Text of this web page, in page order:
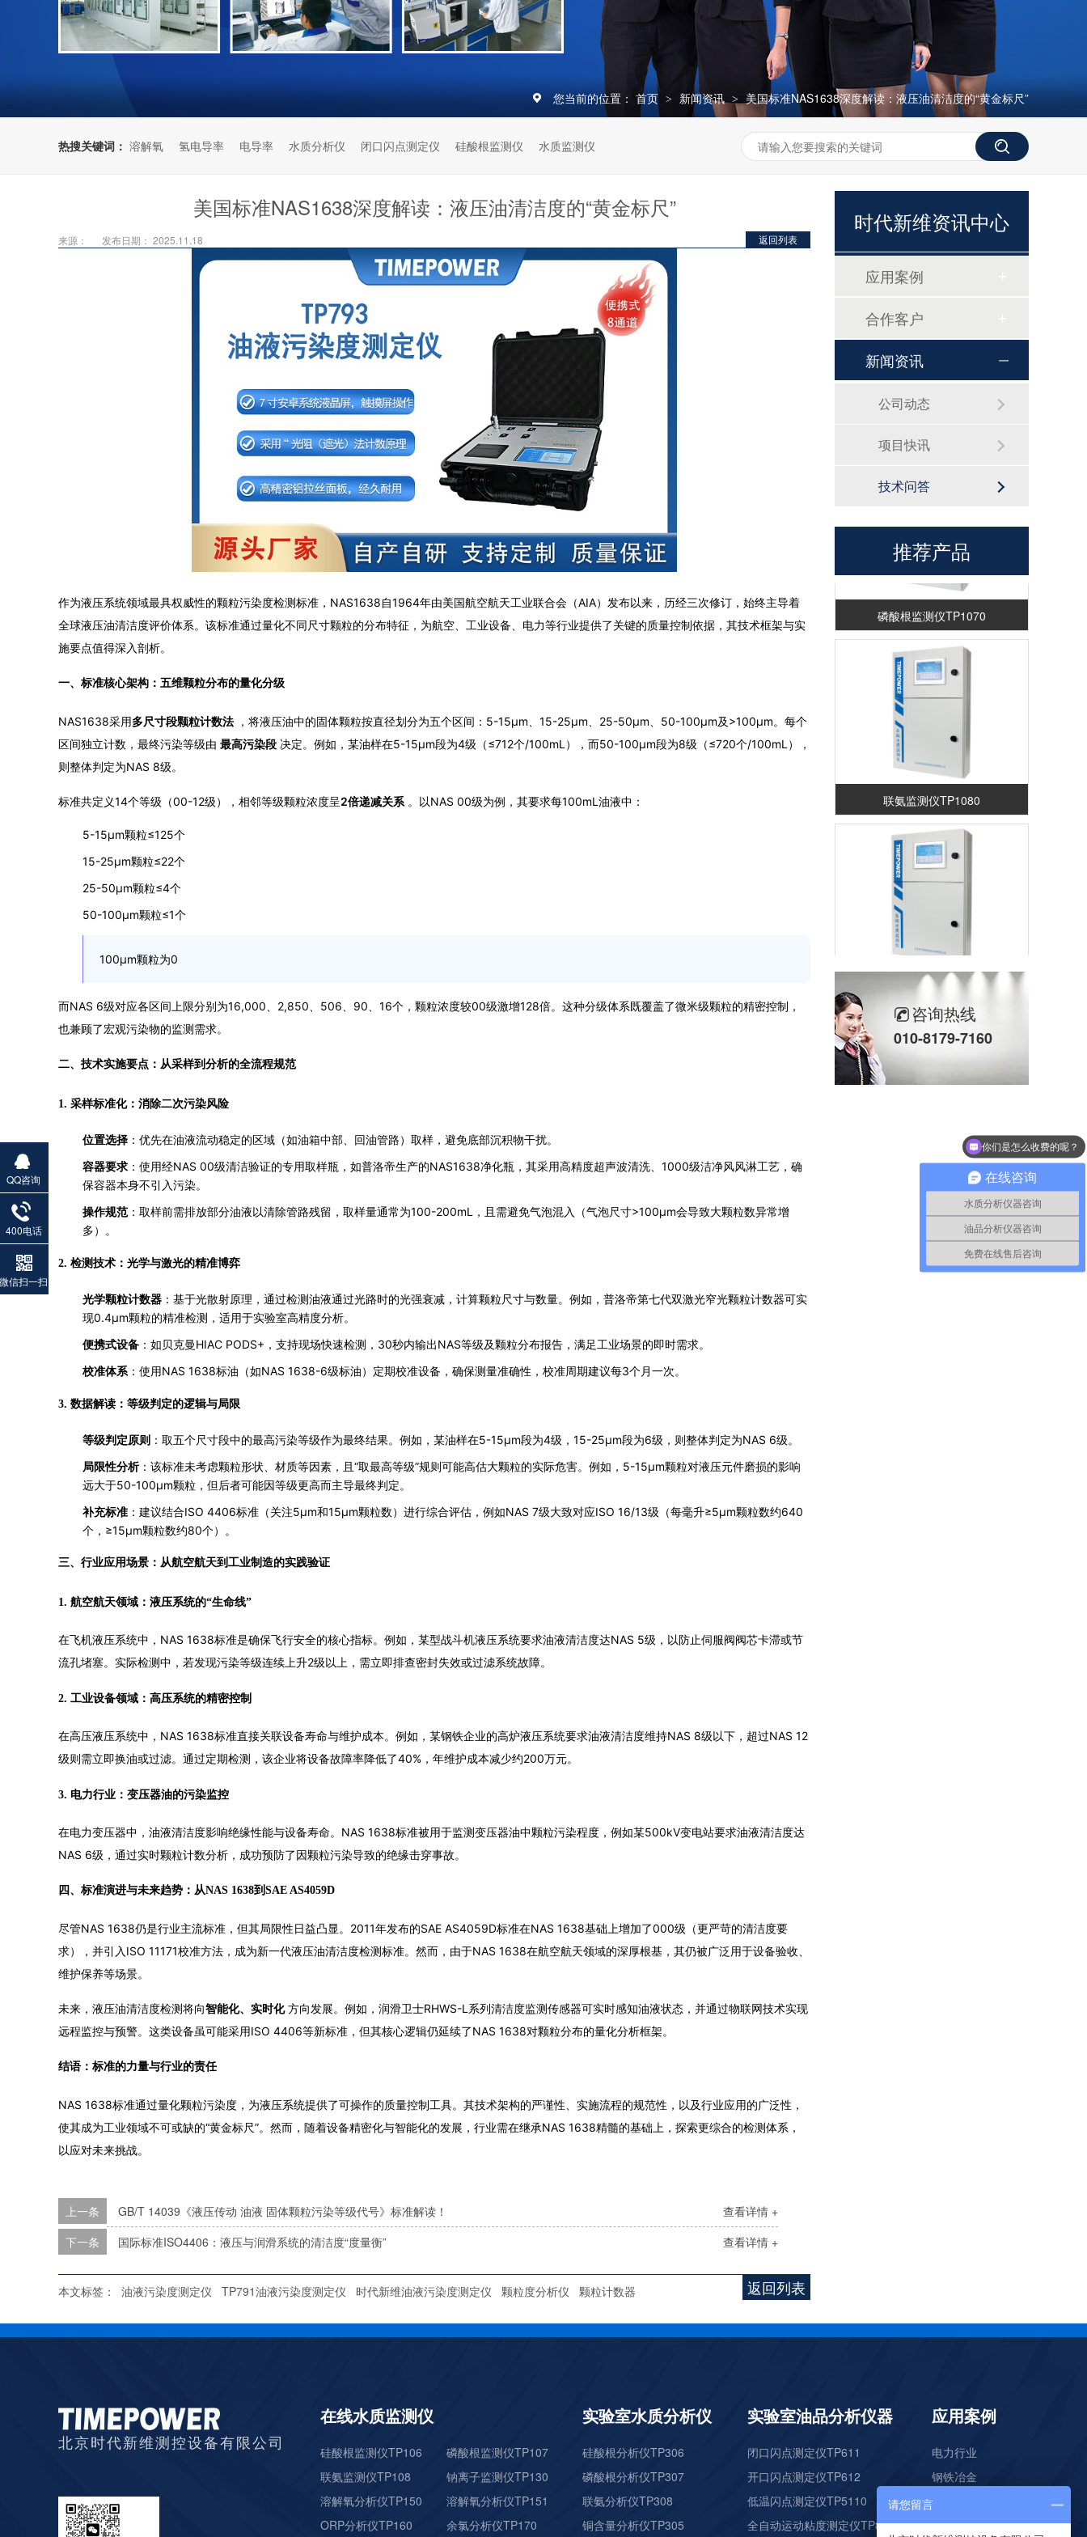
您当前的位置： 首页 > 新闻资讯 > 美国标准NAS1638深度解读：液压油清洁度的“黄金标尺”
热搜关键词： 溶解氧 氢电导率 电导率 水质分析仪 闭口闪点测定仪 硅酸根监测仪 水质监测仪
美国标准NAS1638深度解读：液压油清洁度的“黄金标尺”
返回列表
来源： 发布日期： 2025.11.18
作为液压系统领域最具权威性的颗粒污染度检测标准，NAS1638自1964年由美国航空航天工业联合会（AIA）发布以来，历经三次修订，始终主导着
全球液压油清洁度评价体系。该标准通过量化不同尺寸颗粒的分布特征，为航空、工业设备、电力等行业提供了关键的质量控制依据，其技术框架与实
施要点值得深入剖析。
一、标准核心架构：五维颗粒分布的量化分级
NAS1638采用多尺寸段颗粒计数法 ，将液压油中的固体颗粒按直径划分为五个区间：5-15μm、15-25μm、25-50μm、50-100μm及>100μm。每个
区间独立计数，最终污染等级由 最高污染段 决定。例如，某油样在5-15μm段为4级（≤712个/100mL），而50-100μm段为8级（≤720个/100mL），
则整体判定为NAS 8级。
标准共定义14个等级（00-12级），相邻等级颗粒浓度呈2倍递减关系 。以NAS 00级为例，其要求每100mL油液中：
5-15μm颗粒≤125个
15-25μm颗粒≤22个
25-50μm颗粒≤4个
50-100μm颗粒≤1个
100μm颗粒为0
而NAS 6级对应各区间上限分别为16,000、2,850、506、90、16个，颗粒浓度较00级激增128倍。这种分级体系既覆盖了微米级颗粒的精密控制，
也兼顾了宏观污染物的监测需求。
二、技术实施要点：从采样到分析的全流程规范
1. 采样标准化：消除二次污染风险
位置选择 ：优先在油液流动稳定的区域（如油箱中部、回油管路）取样，避免底部沉积物干扰。
容器要求 ：使用经NAS 00级清洁验证的专用取样瓶，如普洛帝生产的NAS1638净化瓶，其采用高精度超声波清洗、1000级洁净风风淋工艺，确
保容器本身不引入污染。
操作规范 ：取样前需排放部分油液以清除管路残留，取样量通常为100-200mL，且需避免气泡混入（气泡尺寸>100μm会导致大颗粒数异常增
多）。
2. 检测技术：光学与激光的精准博弈
光学颗粒计数器 ：基于光散射原理，通过检测油液通过光路时的光强衰减，计算颗粒尺寸与数量。例如，普洛帝第七代双激光窄光颗粒计数器可实
现0.4μm颗粒的精准检测，适用于实验室高精度分析。
便携式设备 ：如贝克曼HIAC PODS+，支持现场快速检测，30秒内输出NAS等级及颗粒分布报告，满足工业场景的即时需求。
校准体系 ：使用NAS 1638标油（如NAS 1638-6级标油）定期校准设备，确保测量准确性，校准周期建议每3个月一次。
3. 数据解读：等级判定的逻辑与局限
等级判定原则 ：取五个尺寸段中的最高污染等级作为最终结果。例如，某油样在5-15μm段为4级，15-25μm段为6级，则整体判定为NAS 6级。
局限性分析：该标准未考虑颗粒形状、材质等因素，且“取最高等级”规则可能高估大颗粒的实际危害。例如，5-15μm颗粒对液压元件磨损的影响
远大于50-100μm颗粒，但后者可能因等级更高而主导最终判定。
补充标准 ：建议结合ISO 4406标准（关注5μm和15μm颗粒数）进行综合评估，例如NAS 7级大致对应ISO 16/13级（每毫升≥5μm颗粒数约640
个，≥15μm颗粒数约80个）。
三、行业应用场景：从航空航天到工业制造的实践验证
1. 航空航天领域：液压系统的“生命线”
在飞机液压系统中，NAS 1638标准是确保飞行安全的核心指标。例如，某型战斗机液压系统要求油液清洁度达NAS 5级，以防止伺服阀阀芯卡滞或节
流孔堵塞。实际检测中，若发现污染等级连续上升2级以上，需立即排查密封失效或过滤系统故障。
2. 工业设备领域：高压系统的精密控制
在高压液压系统中，NAS 1638标准直接关联设备寿命与维护成本。例如，某钢铁企业的高炉液压系统要求油液清洁度维持NAS 8级以下，超过NAS 12
级则需立即换油或过滤。通过定期检测，该企业将设备故障率降低了40%，年维护成本减少约200万元。
3. 电力行业：变压器油的污染监控
在电力变压器中，油液清洁度影响绝缘性能与设备寿命。NAS 1638标准被用于监测变压器油中颗粒污染程度，例如某500kV变电站要求油液清洁度达
NAS 6级，通过实时颗粒计数分析，成功预防了因颗粒污染导致的绝缘击穿事故。
四、标准演进与未来趋势：从NAS 1638到SAE AS4059D
尽管NAS 1638仍是行业主流标准，但其局限性日益凸显。2011年发布的SAE AS4059D标准在NAS 1638基础上增加了000级（更严苛的清洁度要
求），并引入ISO 11171校准方法，成为新一代液压油清洁度检测标准。然而，由于NAS 1638在航空航天领域的深厚根基，其仍被广泛用于设备验收、
维护保养等场景。
未来，液压油清洁度检测将向智能化、实时化 方向发展。例如，润滑卫士RHWS-L系列清洁度监测传感器可实时感知油液状态，并通过物联网技术实现
远程监控与预警。这类设备虽可能采用ISO 4406等新标准，但其核心逻辑仍延续了NAS 1638对颗粒分布的量化分析框架。
结语：标准的力量与行业的责任
NAS 1638标准通过量化颗粒污染度，为液压系统提供了可操作的质量控制工具。其技术架构的严谨性、实施流程的规范性，以及行业应用的广泛性，
使其成为工业领域不可或缺的“黄金标尺”。然而，随着设备精密化与智能化的发展，行业需在继承NAS 1638精髓的基础上，探索更综合的检测体系，
以应对未来挑战。
查看详情 +
上一条
GB/T 14039《液压传动 油液 固体颗粒污染等级代号》标准解读！
查看详情 +
下一条 国际标准ISO4406：液压与润滑系统的清洁度“度量衡”
返回列表
本文标签： 油液污染度测定仪 TP791油液污染度测定仪 时代新维油液污染度测定仪 颗粒度分析仪 颗粒计数器
时代新维资讯中心
应用案例
合作客户
新闻资讯
公司动态
项目快讯
技术问答
推荐产品
磷酸根分析仪TP307
磷酸根监测仪TP1070
联氨监测仪TP1080
钠离子监测仪TP1300
溶解氧分析仪TP150
磷酸根监测仪TP1070
咨询热线
010-8179-7160
北京时代新维测控设备有限公司
在线水质监测仪
硅酸根监测仪TP106
磷酸根监测仪TP107
联氨监测仪TP108
钠离子监测仪TP130
溶解氧分析仪TP150
溶解氧分析仪TP151
ORP分析仪TP160
余氯分析仪TP170
实验室水质分析仪
硅酸根分析仪TP306
磷酸根分析仪TP307
联氨分析仪TP308
铜含量分析仪TP305
实验室油品分析仪器
闭口闪点测定仪TP611
开口闪点测定仪TP612
低温闪点测定仪TP5110
全自动运动粘度测定仪TP825
应用案例
电力行业
钢铁冶金
石油化工
科研院所
QQ咨询
400电话
微信扫一扫
在线咨询
水质分析仪器咨询
油品分析仪器咨询
免费在线售后咨询
现在有优惠活动么？
请您留言